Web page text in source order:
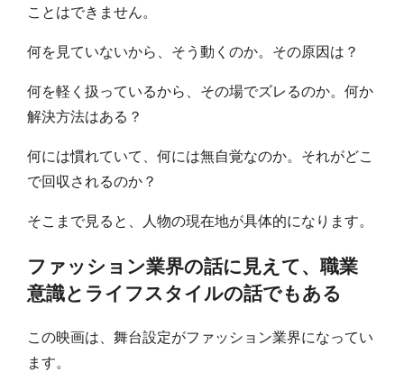
ことはできません。
何を見ていないから、そう動くのか。その原因は？
何を軽く扱っているから、その場でズレるのか。何か
解決方法はある？
何には慣れていて、何には無自覚なのか。それがどこ
で回収されるのか？
そこまで見ると、人物の現在地が具体的になります。
ファッション業界の話に見えて、職業
意識とライフスタイルの話でもある
この映画は、舞台設定がファッション業界になってい
ます。